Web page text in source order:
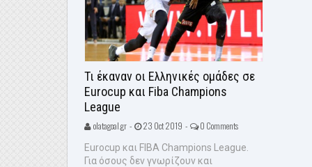
Τι έκαναν οι Ελληνικές ομάδες σε
Eurocup και Fiba Champions
League
olatagoal.gr - 23 Oct 2019 - 0 Comments
Eurocup και FIBA Champions League.
Για όσους δεν γνωρίζουν και